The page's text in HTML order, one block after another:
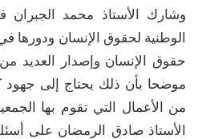
وشارك الأستاذ محمد الجبران
الوطنية لحقوق الإنسان ودورها
حقوق الإنسان وإصدار العديد
موضحا بأن ذلك يحتاج إلى جهود
من الأعمال التي تقوم بها
الأستاذ صادق الرمضان على